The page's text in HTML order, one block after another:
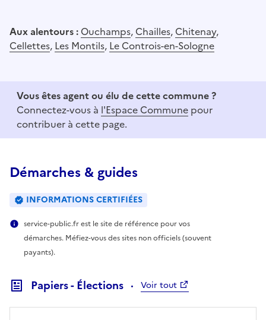
Aux alentours : Ouchamps, Chailles, Chitenay,
Cellettes, Les Montils, Le Controis-en-Sologne
Vous êtes agent ou élu de cette commune ?
Connectez-vous à l'Espace Commune pour
contribuer à cette page.
Démarches & guides
INFORMATIONS CERTIFIÉES
service-public.fr est le site de référence pour vos
démarches. Méfiez-vous des sites non officiels (souvent
payants).
Papiers - Élections Voir tout